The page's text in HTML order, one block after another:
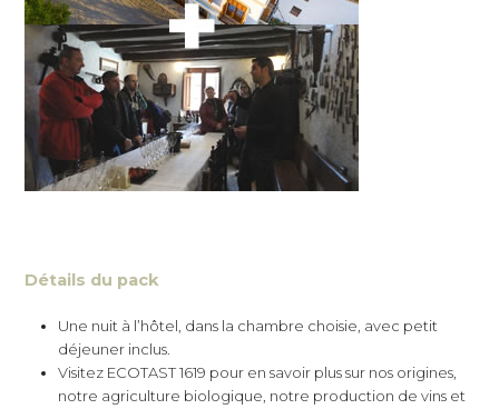
Détails du pack
Une nuit à l’hôtel, dans la chambre choisie, avec petit
déjeuner inclus.
Visitez ECOTAST 1619 pour en savoir plus sur nos origines,
notre agriculture biologique, notre production de vins et